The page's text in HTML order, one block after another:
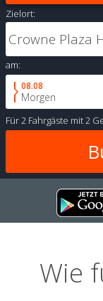
Zielort:
am:
08.08
Morgen
Für2 Fahrgäste mit2
Wie